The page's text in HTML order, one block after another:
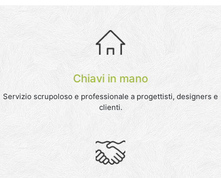
Chiavi in mano
Servizio scrupoloso e professionale a progettisti, designers e
clienti.